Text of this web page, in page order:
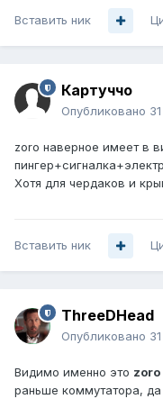
Вставить ник
Картуччо
Опубликовано
zoro наверное имеет в
Хотя для чердаков и
Вставить ник
ThreeDHead
Опубликовано
Видимо именно это zoro
раньше коммутатора,